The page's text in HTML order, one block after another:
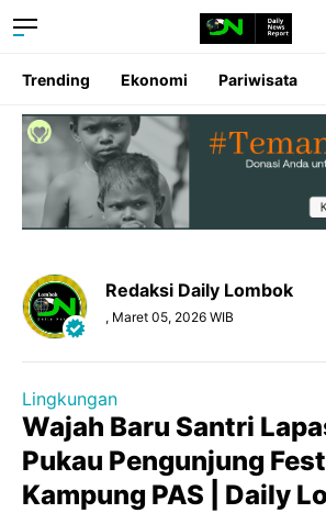
Trending Ekonomi Pariwisata
Redaksi Daily Lombok
, Maret 05, 2026 WIB
Lingkungan
Wajah Baru Santri
Pukau Pengunjung
Kampung PAS | Daily